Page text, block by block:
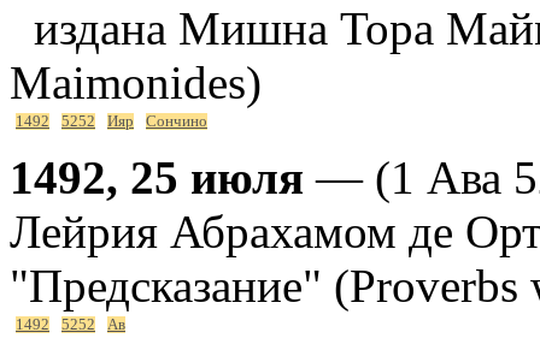
издана Мишна Тора
Maimonides)
1492 5252 Ияр Сончино
1492, 25 июля — (1 Ава
Лейрия Абрахамом де
"Предсказание"
1492 5252 Ав